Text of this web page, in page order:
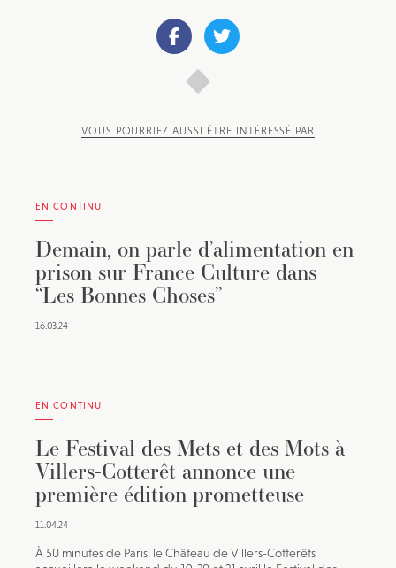
VOUS POURRIEZ AUSSI ÊTRE INTÉRESSÉ PAR
EN CONTINU
Demain, on parle d’alimentation en
prison sur France Culture dans
“Les Bonnes Choses”
16.03.24
EN CONTINU
Le Festival des Mets et des Mots à
Villers-Cotterêt annonce une
première édition prometteuse
11.04.24
À 50 minutes de Paris, le Château de Villers-Cotterêts